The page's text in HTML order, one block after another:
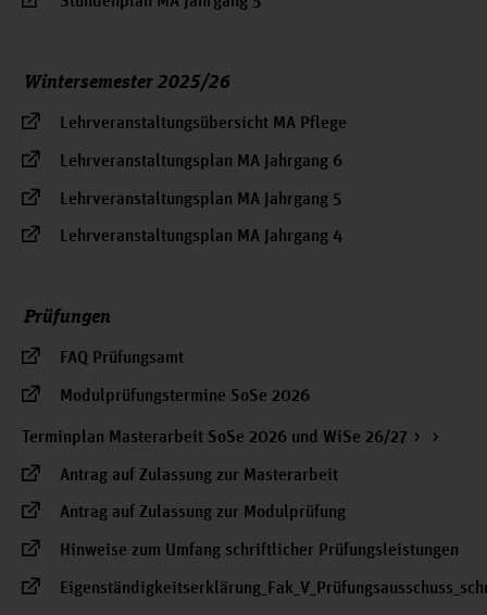
Wintersemester 2025/26
Lehrveranstaltungsübersicht MA Pflege
Lehrveranstaltungsplan MA Jahrgang 6
Lehrveranstaltungsplan MA Jahrgang 5
Lehrveranstaltungsplan MA Jahrgang 4
Prüfungen
FAQ Prüfungsamt
Modulprüfungstermine SoSe 2026
Terminplan Masterarbeit SoSe 2026 und WiSe 26/27
Antrag auf Zulassung zur Masterarbeit
Antrag auf Zulassung zur Modulprüfung
Hinweise zum Umfang schriftlicher Prüfungsleistungen